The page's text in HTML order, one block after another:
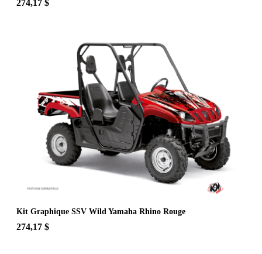
274,17 $
Kit Graphique SSV Wild Yamaha Rhino Rouge
274,17 $